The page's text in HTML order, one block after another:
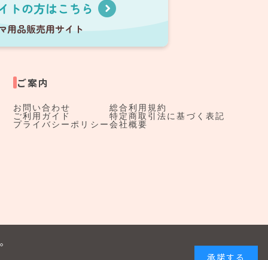
ご案内
お問い合わせ
ご利用ガイド
プライバシーポリシー
総合利用規約
特定商取引法に基づく表記
会社概要
承諾する